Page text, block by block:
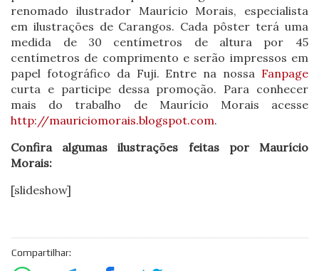
renomado ilustrador Maurício Morais, especialista
em ilustrações de Carangos. Cada pôster terá uma
medida de 30 centímetros de altura por 45
centímetros de comprimento e serão impressos em
papel fotográfico da Fuji. Entre na nossa Fanpage
curta e participe dessa promoção. Para conhecer
mais do trabalho de Maurício Morais acesse
http://mauriciomorais.blogspot.com.
Confira algumas ilustrações feitas por Maurício
Morais:
[slideshow]
Compartilhar: